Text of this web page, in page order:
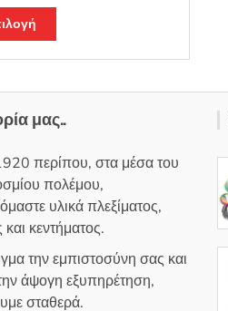
μας..
περίπου, στα μέσα του
πολέμου,
υλικά πλεξίματος,
και κεντήματος.
την εμπιστοσύνη σας και
άψογη εξυπηρέτηση,
σταθερά.